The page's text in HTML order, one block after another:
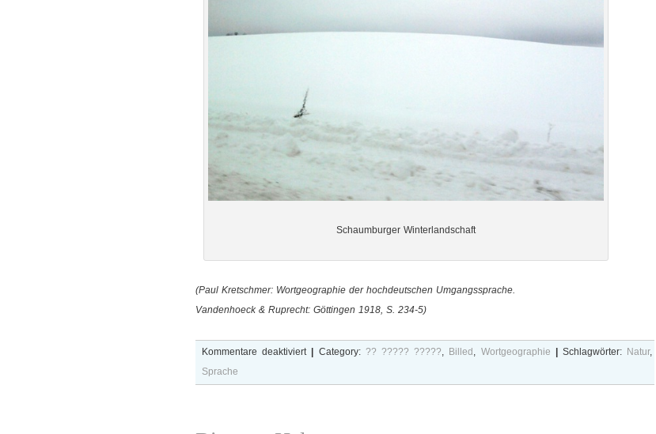
Schaumburger Winterlandschaft
(Paul Kretschmer: Wortgeographie der hochdeutschen Umgangssprache.
Vandenhoeck & Ruprecht: Göttingen 1918, S. 234-5)
Kommentare deaktiviertfür Category: ?? ????? ?????, Billed , Wortgeographie Schlagwörter: Natur,
Sprache